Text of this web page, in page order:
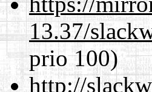
13.37/
prio 100)
http://